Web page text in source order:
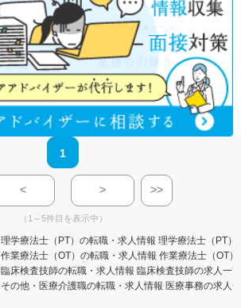
1
< > >>
（1～5件目を表示中）
理学療法士（PT）の転職・求人情報 理学療法士（PT）
作業療法士（OT）の転職・求人情報 作業療法士（OT
臨床検査技師の転職・求人情報 臨床検査技師の求人一覧
その他・医療介護職の転職・求人情報 医療事務の求人